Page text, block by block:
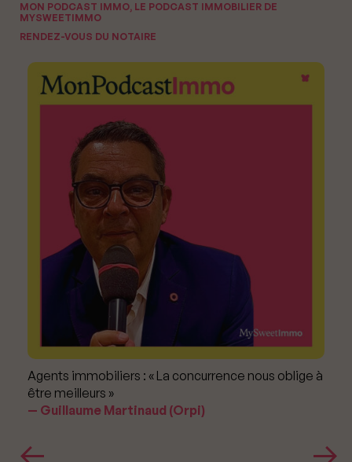
MON PODCAST IMMO, LE PODCAST IMMOBILIER DE
MYSWEETIMMO
RENDEZ-VOUS DU NOTAIRE
Agents immobiliers : « La concurrence nous oblige à
être meilleurs »
Guillaume Martinaud (Orpi)